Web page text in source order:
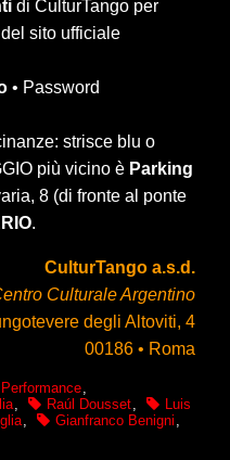
di CulturTango per
sito ufficiale
• Password
strisce blu o
più vicino è Parking
8 (di fronte al ponte
.
CulturTango a.s.d.
Culturale Argentino
degli Altoviti, 4
00186 • Roma
Performance,
, Raúl Dousset,
Luis
, Gianfranco Benigni ,